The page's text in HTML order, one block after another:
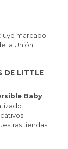
marcado
la Unión
DE LITTLE
Baby
tiendas